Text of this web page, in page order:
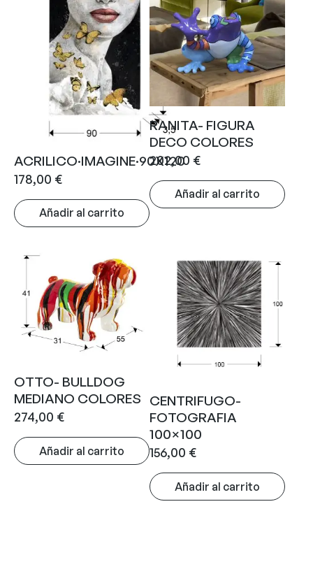
ACRILICO·IMAGINE·90X120
178,00 €
Añadir al carrito
RANITA- FIGURA
DECO COLORES
202,00 €
Añadir al carrito
OTTO- BULLDOG
MEDIANO COLORES
274,00 €
Añadir al carrito
CENTRIFUGO-
FOTOGRAFIA
100×100
156,00 €
Añadir al carrito